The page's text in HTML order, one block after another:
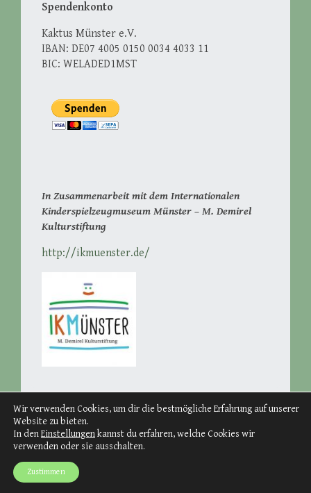
Spendenkonto
Kaktus Münster e.V.
IBAN: DE07 4005 0150 0034 4033 11
BIC: WELADED1MST
In Zusammenarbeit mit dem Internationalen
Kinderspielzeugmuseum Münster – M. Demirel
Kulturstiftung
http://ikmuenster.de/
Theme: Big Brother von
Wir verwenden Cookies, um dir die bestmögliche Erfahrung auf unserer
Website zu bieten.
In denEinstellungenkannst du erfahren, welche Cookies wir
verwenden oder sie ausschalten.
Zustimmen